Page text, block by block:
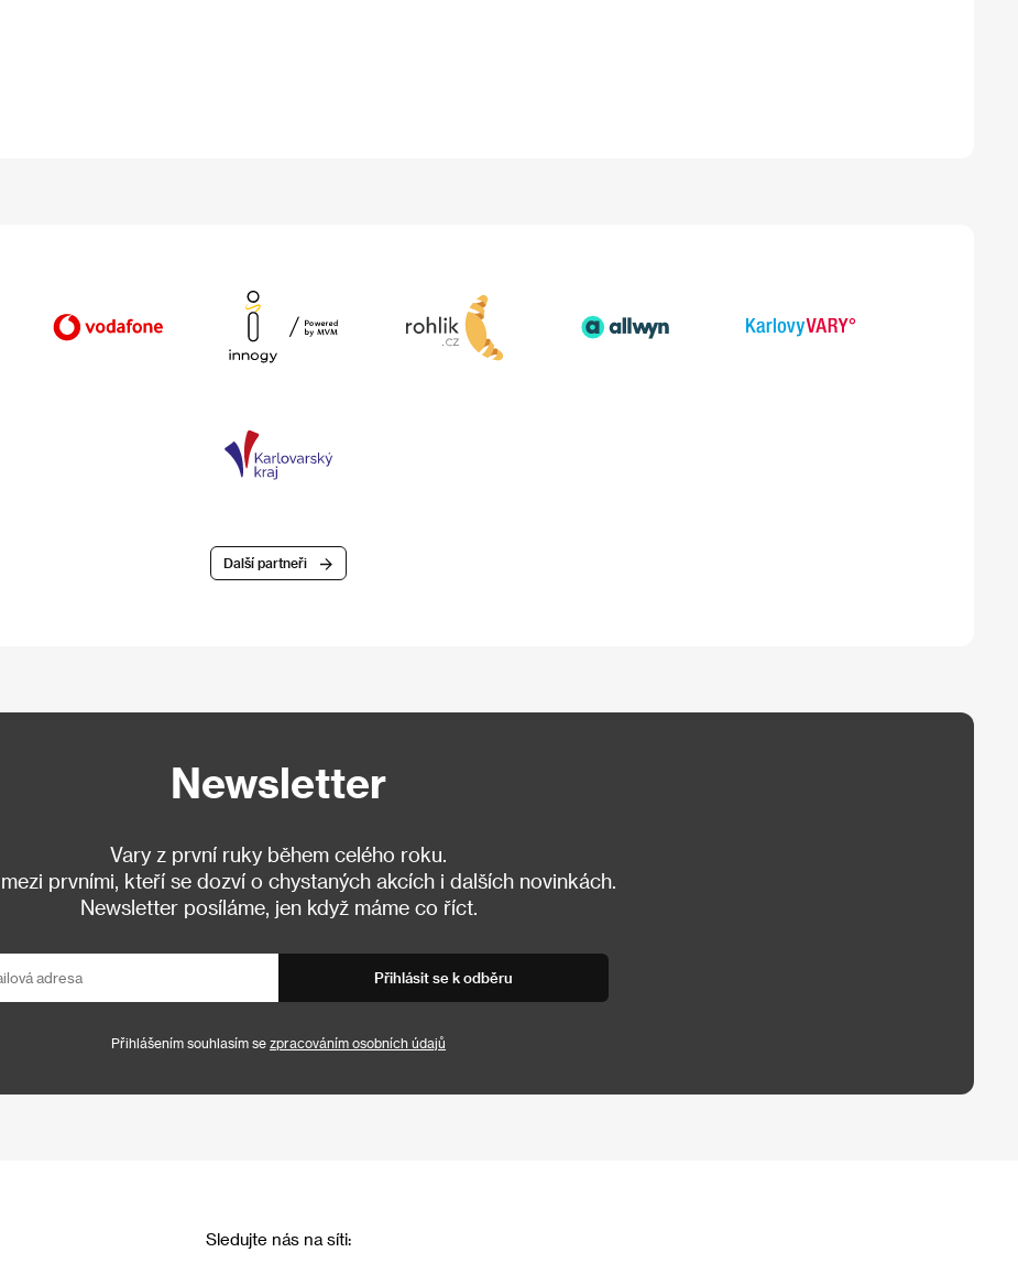
Další partneři
Newsletter
Vary z první ruky během celého roku.
prvními, kteří se dozví o chystaných akcích i dalších novinkách.
Newsletter posíláme, jen když máme co říct.
Přihlásit se k odběru
Přihlášením souhlasím se zpracováním osobních údajů
Sledujte nás na síti: